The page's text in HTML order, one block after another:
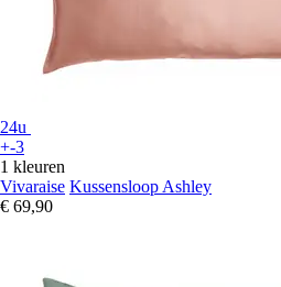
24u
+-3
1 kleuren
Vivaraise Kussensloop Ashley
€ 69,90